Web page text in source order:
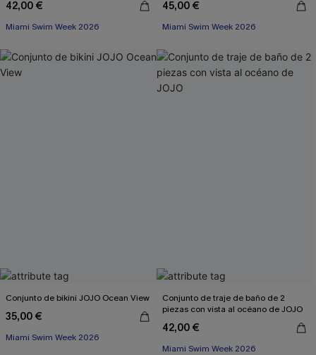
42,00 €
Miami Swim Week 2026
45,00 €
Miami Swim Week 2026
Conjunto de bikini JOJO Ocean View
35,00 €
Miami Swim Week 2026
Conjunto de traje de baño de 2
piezas con vista al océano de JOJO
42,00 €
Miami Swim Week 2026